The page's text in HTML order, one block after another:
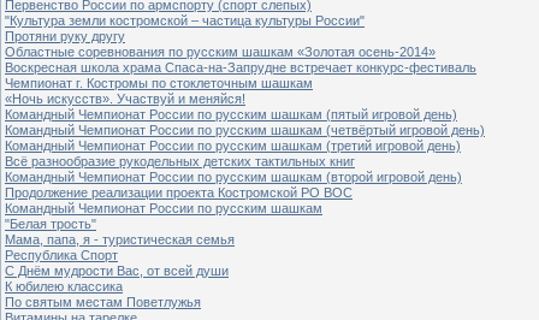
Первенство России по армспорту (спорт слепых)
"Культура земли костромской – частица культуры России"
Протяни руку другу
Областные соревнования по русским шашкам «Золотая осень-2014»
Воскресная школа храма Спаса-на-Запрудне встречает конкурс-фестиваль
Чемпионат г. Костромы по стоклеточным шашкам
«Ночь искусств». Участвуй и меняйся!
Командный Чемпионат России по русским шашкам (пятый игровой день)
Командный Чемпионат России по русским шашкам (четвёртый игровой день)
Командный Чемпионат России по русским шашкам (третий игровой день)
Всё разнообразие рукодельных детских тактильных книг
Командный Чемпионат России по русским шашкам (второй игровой день)
Продолжение реализации проекта Костромской РО ВОС
Командный Чемпионат России по русским шашкам
"Белая трость"
Мама, папа, я - туристическая семья
Республика Спорт
С Днём мудрости Вас, от всей души
К юбилею классика
По святым местам Поветлужья